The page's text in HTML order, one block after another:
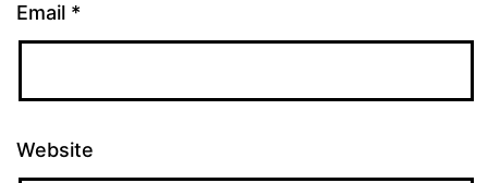
Email *
Website